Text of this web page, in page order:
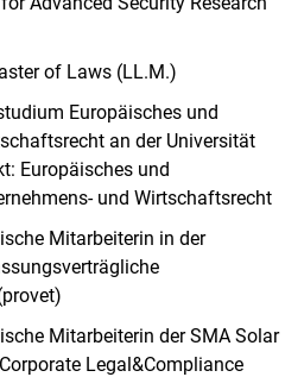
of Laws (LL.M.)
Europäisches und
an der Universität
Europäisches und
und Wirtschaftsrecht
Mitarbeiterin in der
Mitarbeiterin der SMA Solar
Legal&Compliance